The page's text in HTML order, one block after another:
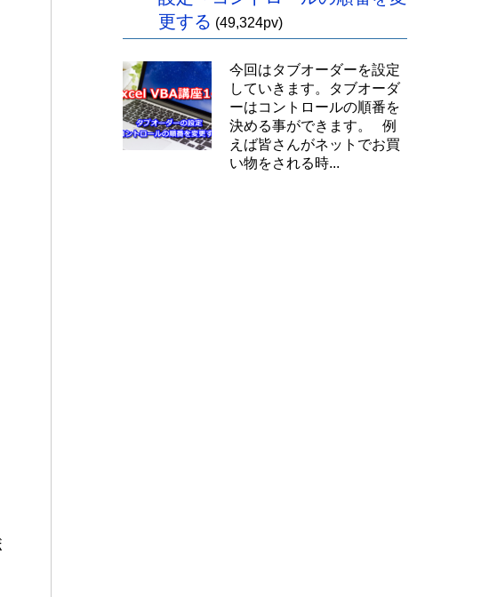
更する (49,324pv)
今回はタブオーダーを設定
していきます。タブオーダ
ーはコントロールの順番を
決める事ができます。 例
えば皆さんがネットでお買
い物をされる時...